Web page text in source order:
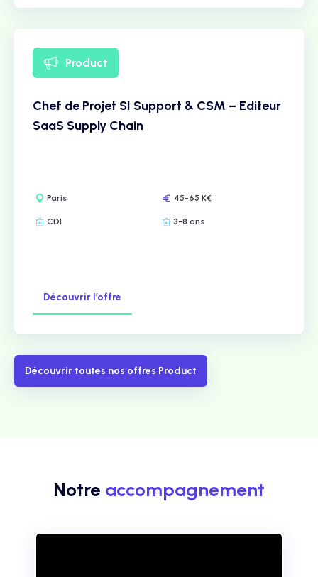
Product
Chef de Projet SI Support & CSM – Editeur
SaaS Supply Chain
Paris 45-65 K€
CDI 3-8 ans
Découvrir l’offre
Découvrir toutes nos offres Product
Notre accompagnement